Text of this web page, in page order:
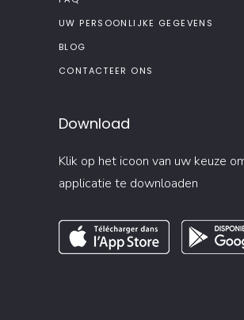
UW PERSOONLIJKE GEGEVENS
BLOG
CONTACTEER ONS
Download
Klik op het icoon van uw keuze
applicatie te downloaden